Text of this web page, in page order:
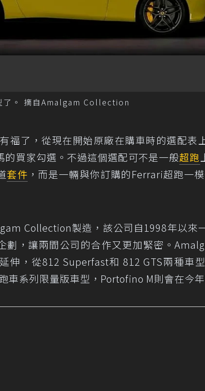
了。 摘自Amalgam Collection
福了，從現在開始原廠在購車時的選配表
的買家勾選。不過這個選配可不是一般超跑
套件 ，而是一輛與你訂購的Ferrari超跑一
Collection製造，該公司自1998年以來
劃，讓兩間公司的合作又更加緊密。
伸，從812 Superfast和 812 GTS兩種車
車系列限量版車型，Portofino M則會在今